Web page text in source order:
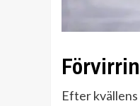
Efter